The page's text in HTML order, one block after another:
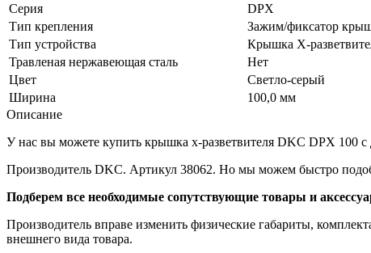
Серия
DPX
Тип крепления
Зажим/фиксатор
Тип устройства
Крышка Х-
Травленая нержавеющая сталь
Нет
Цвет
Светло-серый
Ширина
100,0 мм
Описание
У нас вы можете купить крышка х-разветвителя DKC DPX 100
Производитель DKC. Артикул 38062. Но мы можем быстро
Подберем все необходимые сопутствующие товары и
Производитель вправе изменить физические габариты,
внешнего вида товара.